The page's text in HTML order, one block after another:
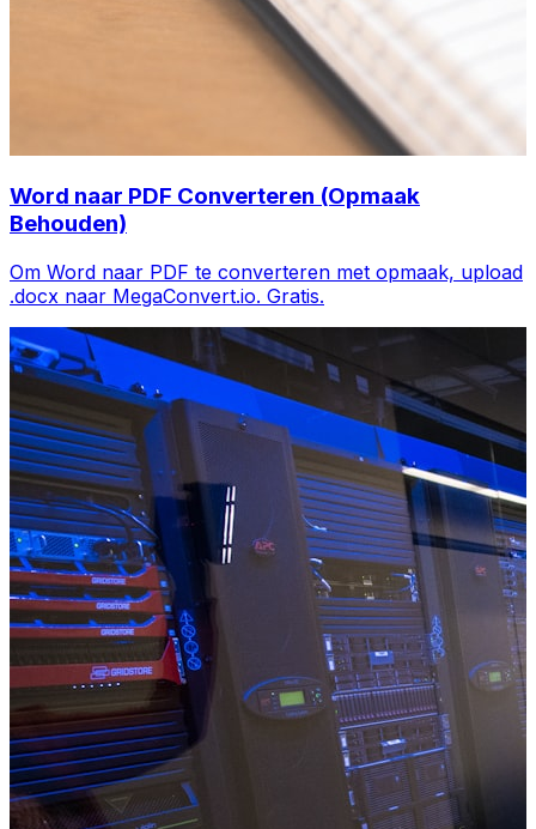
Word naar PDF Converteren (Opmaak
Behouden)
Om Word naar PDF te converteren met opmaak, upload
.docx naar MegaConvert.io. Gratis.